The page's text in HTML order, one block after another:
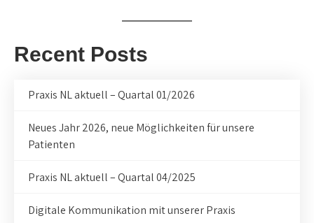
Recent Posts
Praxis NL aktuell – Quartal 01/2026
Neues Jahr 2026, neue Möglichkeiten für unsere
Patienten
Praxis NL aktuell – Quartal 04/2025
Digitale Kommunikation mit unserer Praxis